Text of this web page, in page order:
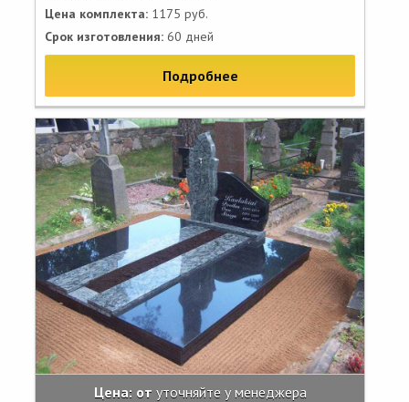
Цена комплекта: 1175 руб.
Срок изготовления: 60 дней
Подробнее
Цена: от уточняйте у менеджера